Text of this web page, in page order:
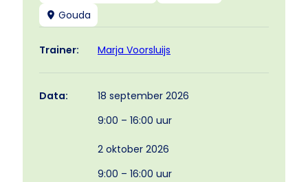
Gouda
Trainer: Marja Voorsluijs
Data:
18 september 2026
9:00 – 16:00 uur
2 oktober 2026
9:00 – 16:00 uur